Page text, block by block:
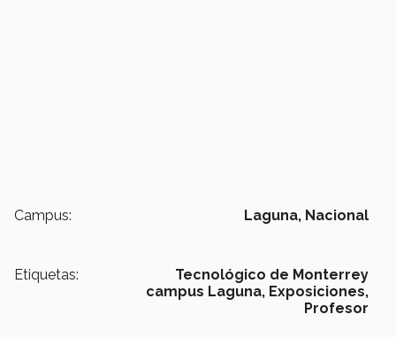
Campus: Laguna, Nacional
Etiquetas:
Tecnológico de Monterrey
campus Laguna, Exposiciones,
Profesor